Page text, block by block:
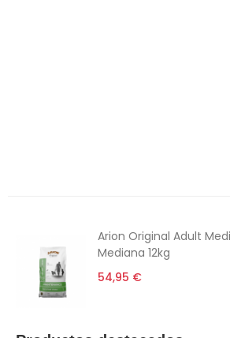
Arion Original Adult
Mediana 12kg
54,95 €